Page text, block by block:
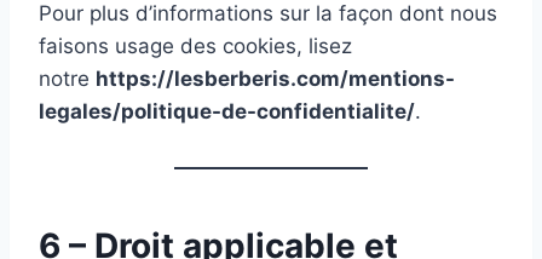
Pour plus d’informations sur la façon dont nous
faisons usage des cookies, lisez
notre https://lesberberis.com/mentions-
legales/politique-de-confidentialite/.
6 – Droit applicable et